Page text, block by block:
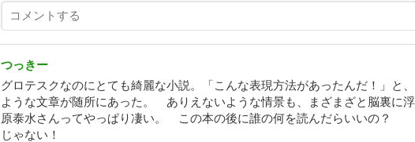
つっきー
グロテスクなのにとても綺麗な小説。「こんな表現方法があったんだ！」と
ような文章が随所にあった。 ありえないような情景も、まざまざと脳裏に
原泰水さんってやっぱり凄い。 この本の後に誰の何を読んだらいいの？
じゃない！